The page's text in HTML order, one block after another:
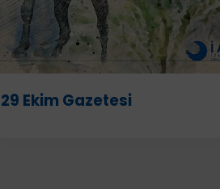
29 Ekim Gazetesi